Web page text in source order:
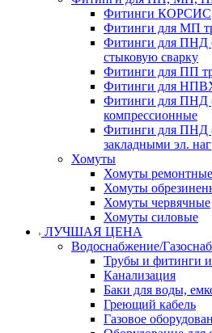
Фитинги КОРСИС
Фитинги для МП
Фитинги для ПНД
стыковую сварку
Фитинги для ПП
Фитинги для
Фитинги для ПНД
компрессионные
Фитинги для ПНД
закладными эл.
Хомуты
Хомуты ремонтные
Хомуты
Хомуты червячные
Хомуты силовые
ЛУЧШАЯ ЦЕНА
Водоснабжение/
Трубы и фитинги
Канализация
Баки для воды,
Греющий кабель
Газовое